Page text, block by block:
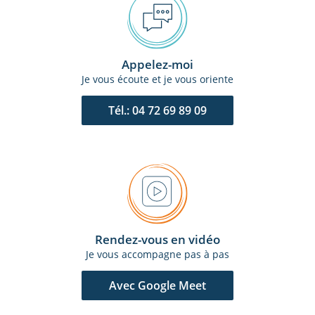
Appelez-moi
Je vous écoute et je vous oriente
Tél.: 04 72 69 89 09
Rendez-vous en vidéo
Je vous accompagne pas à pas
Avec Google Meet